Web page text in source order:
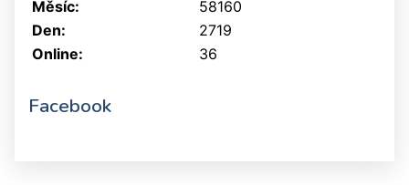
Online: 36
Měsíc:
58160
Den:
2719
Facebook